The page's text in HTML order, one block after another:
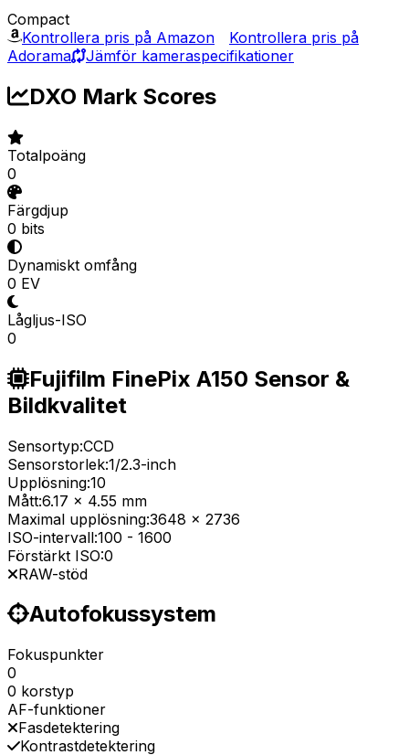
Compact
Kontrollera pris på Amazon
Kontrollera pris på
Adorama
Jämför kameraspecifikationer
DXO Mark Scores
Totalpoäng
0
Färgdjup
0 bits
Dynamiskt omfång
0 EV
Lågljus-ISO
0
Fujifilm FinePix A150 Sensor &
Bildkvalitet
Sensortyp:CCD
Sensorstorlek:1/2.3-inch
Upplösning:10
Mått:6.17 x 4.55 mm
Maximal upplösning:3648 x 2736
ISO-intervall:100 - 1600
Förstärkt ISO:0
RAW-stöd
Autofokussystem
Fokuspunkter
0
0 korstyp
AF-funktioner
Fasdetektering
Kontrastdetektering